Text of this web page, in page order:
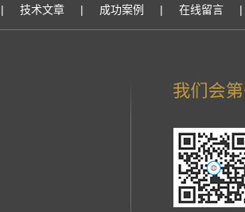
| 技术文章 | 成功案例 | 在线留言 |